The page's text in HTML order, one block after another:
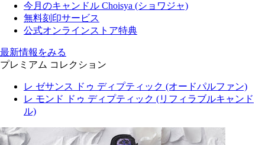
今月のキャンドル Choisya (ショワジャ)
無料刻印サービス
公式オンラインストア特典
最新情報をみる
プレミアム コレクション
レ ゼサンス ドゥ ディプティック (オードパルファン)
レ モンド ドゥ ディプティック (リフィラブルキャンド
ル)